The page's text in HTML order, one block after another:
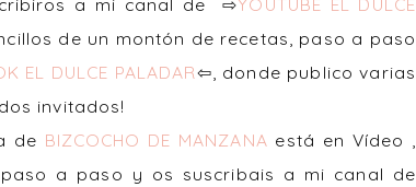
de un montón de recetas, paso a paso
EL DULCE PALADAR⇦, donde publico varias
invitados!
de BIZCOCHO DE MANZANA está en Vídeo ,
a paso y os suscribais a mi canal de